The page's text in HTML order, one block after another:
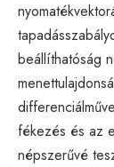
beállíthatóság
fékezés és az
népszerűvé